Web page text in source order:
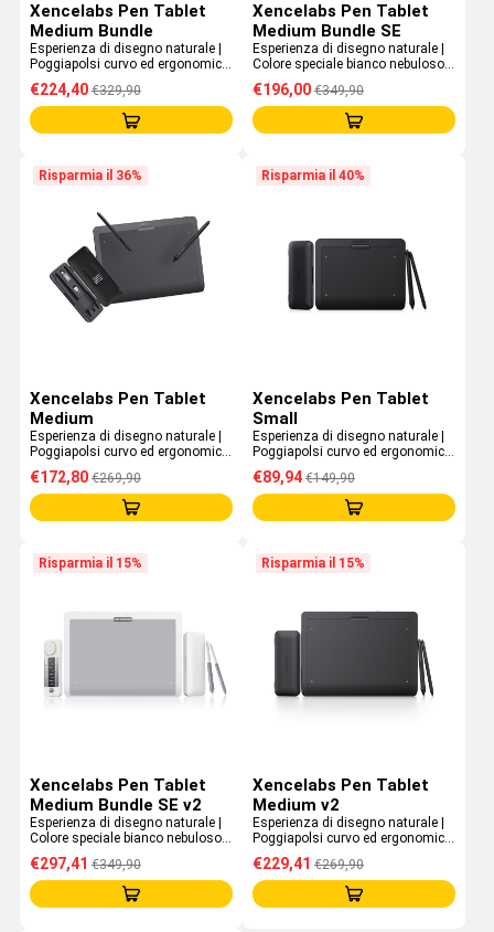
Xencelabs Pen Tablet
Medium Bundle
Esperienza di disegno naturale |
Poggiapolsi curvo ed ergonomico
| Profilo da 8 mm | Include Quick
Keys
€224,40 €329,90
Xencelabs Pen Tablet
Medium Bundle SE
Esperienza di disegno naturale |
Colore speciale bianco nebuloso |
Poggiapolsi curvo ed ergonomico
| Include Quick Keys
€196,00 €349,90
Risparmia il 36%
Xencelabs Pen Tablet
Medium
Esperienza di disegno naturale |
Poggiapolsi curvo ed ergonomico
alta autonomia
€172,80 €269,90
Risparmia il 40%
Xencelabs Pen Tablet
Small
Esperienza di disegno naturale |
Poggiapolsi curvo ed ergonomico
alta autonomia
€89,94 €149,90
Risparmia il 15%
Xencelabs Pen Tablet
Medium Bundle SE v2
Esperienza di disegno naturale |
Colore speciale bianco nebuloso |
Quick Keys
€297,41 €349,90
Risparmia il 15%
Xencelabs Pen Tablet
Medium v2
Esperienza di disegno naturale |
Poggiapolsi curvo ed ergonomico
Anyware®
€229,41 €269,90